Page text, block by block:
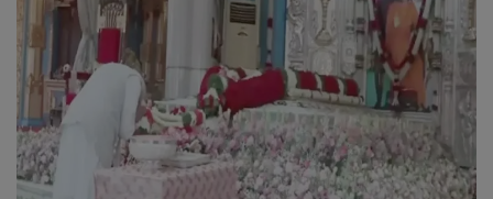
About Author
Contact
Dipotsav Special
આંતરરાષ્ટ્રીય